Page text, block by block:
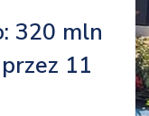
320 mln
11